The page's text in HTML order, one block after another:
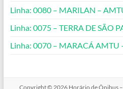
Linha: 0080 – MARILAN –
Linha: 0075 – TERRA DE SÃO
Linha: 0070 – MARACÁ AMTU
Copyright © 2026 Horário de Ônibus